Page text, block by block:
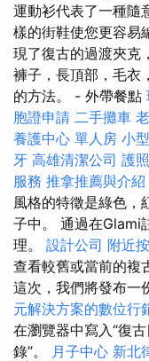
運動衫代表了一種隨
樣的街鞋使您更容易
現了復古的過渡夾克
褲子，長頂部，毛衣
的方法。 - 外帶餐點
胞證申請 二手攤車
養護中心 單人房 小
牙 高雄清潔公司 護
服務 推拿推薦與介紹
風格的特徵是綠色，
子中。 通過在Glami
理。 設計公司 附近
查看較舊或當前的複
這次，我們將發布一
元解決方案的數位行
在瀏覽器中寫入“復
錄”。 月子中心 新北